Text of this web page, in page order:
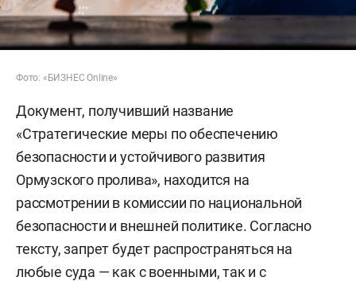
Фото: «БИЗНЕС Online»
Документ, получивший название
«Стратегические меры по обеспечению
безопасности и устойчивого развития
Ормузского пролива», находится на
рассмотрении в комиссии по национальной
безопасности и внешней политике. Согласно
тексту, запрет будет распространяться на
любые суда — как с военными, так и с